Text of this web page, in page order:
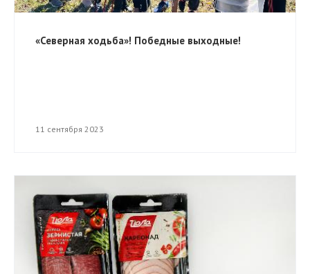
«Северная ходьба»! Победные выходные!
11 сентября 2023